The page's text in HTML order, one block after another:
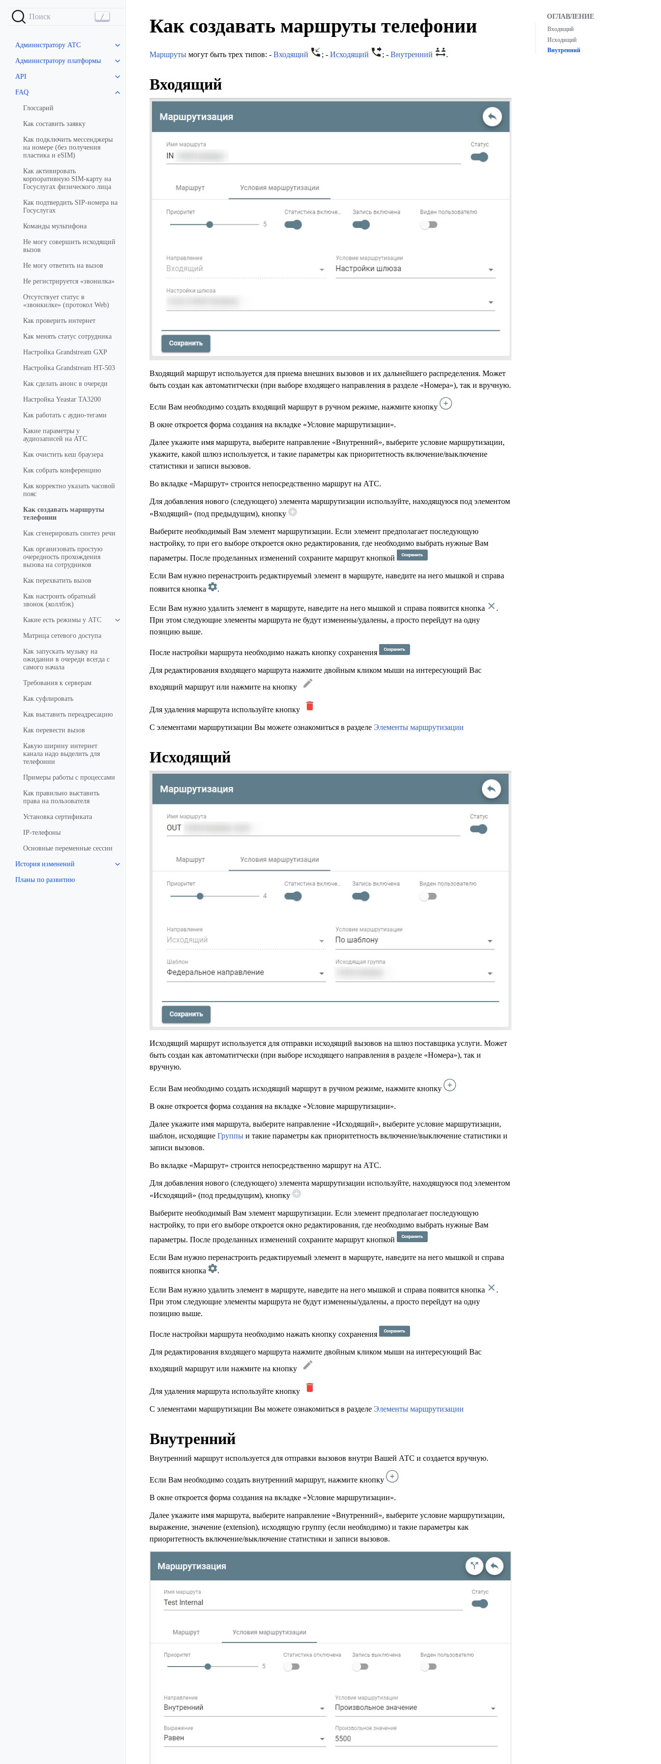
Администратору АТС
Администратору платформы
API
FAQ
Глоссарий
Как составить заявку
Как подключить мессенджеры
на номере (без получения
пластика и eSIM)
Как активировать
корпоративную SIM-карту на
Госуслугах физического лица
Как подтвердить SIP-номера на
Госуслугах
Команды мультифона
Не могу совершить исходящий
вызов
Не могу ответить на вызов
Не регистрируется «звонилка»
Отсутствует статус в
«звонкилке» (протокол Web)
Как проверить интернет
Как менять статус сотрудника
Настройка Grandstream GXP
Настройка Grandstream HT-503
Как сделать анонс в очереди
Настройка Yeastar TA3200
Как работать с аудио-тегами
Какие параметры у
аудиозаписей на АТС
Как очистить кеш браузера
Как собрать конференцию
Как корректно указать часовой
пояс
Как создавать маршруты
телефонии
Как сгенерировать синтез речи
Как организовать простую
очередность прохождения
вызова на сотрудников
Как перехватить вызов
Как настроить обратный
звонок (коллбэк)
Какие есть режимы у АТС
Матрица сетевого доступа
Как запускать музыку на
ожидании в очереди всегда с
самого начала
Требования к серверам
Как суфлировать
Как выставить переадресацию
Как перевести вызов
Какую ширину интернет
канала надо выделить для
телефонии
Примеры работы с процессами
Как правильно выставить
права на пользователя
Установка сертификата
IP-телефоны
Основные переменные сессии
История изменений
Планы по развитию
Как создавать маршруты телефонии
Маршруты могут быть трех типов: - Входящий ; - Исходящий ; - Внутренний .
Входящий
Входящий маршрут используется для приема внешних вызовов и их дальнейшего распределения. Может
быть создан как автоматитчески (при выборе входящего направления в разделе «Номера»), так и вручную.
Если Вам необходимо создать входящий маршрут в ручном режиме, нажмите кнопку
В окне откроется форма создания на вкладке «Условие маршрутизации».
Далее укажите имя маршрута, выберите направление «Внутренний», выберите условие маршрутизации,
укажите, какой шлюз используется, и такие параметры как приоритетность включение/выключение
статистики и записи вызовов.
Во вкладке «Маршрут» строится непосредственно маршрут на АТС.
Для добавления нового (следующего) элемента маршрутизации используйте, находящуюся под элементом
«Входящий» (под предыдущим), кнопку
Выберите необходимый Вам элемент маршрутизации. Если элемент предполагает последующую
настройку, то при его выборе откроется окно редактирования, где необходимо выбрать нужные Вам
параметры. После проделанных изменений сохраните маршрут кнопкой
Если Вам нужно перенастроить редактируемый элемент в маршруте, наведите на него мышкой и справа
появится кнопка
.
Если Вам нужно удалить элемент в маршруте, наведите на него мышкой и справа появится кнопка
.
При этом следующие элементы маршрута не будут изменены/удалены, а просто перейдут на одну
позицию выше.
После настройки маршрута необходимо нажать кнопку сохранения
Для редактирования входящего маршрута нажмите двойным кликом мыши на интересующий Вас
входящий маршрут или нажмите на кнопку
Для удаления маршрута используйте кнопку
С элементами маршрутизации Вы можете ознакомиться в разделе Элементы маршрутизации
Исходящий
Исходящий маршрут используется для отправки исходящий вызовов на шлюз поставщика услуги. Может
быть создан как автоматитчески (при выборе исходящего направления в разделе «Номера»), так и
вручную.
Если Вам необходимо создать исходящий маршрут в ручном режиме, нажмите кнопку
В окне откроется форма создания на вкладке «Условие маршрутизации».
Далее укажите имя маршрута, выберите направление «Исходящий», выберите условие маршрутизации,
шаблон, исходящие Группы и такие параметры как приоритетность включение/выключение статистики и
записи вызовов.
Во вкладке «Маршрут» строится непосредственно маршрут на АТС.
Для добавления нового (следующего) элемента маршрутизации используйте, находящуюся под элементом
«Исходящий» (под предыдущим), кнопку
Выберите необходимый Вам элемент маршрутизации. Если элемент предполагает последующую
настройку, то при его выборе откроется окно редактирования, где необходимо выбрать нужные Вам
параметры. После проделанных изменений сохраните маршрут кнопкой
Если Вам нужно перенастроить редактируемый элемент в маршруте, наведите на него мышкой и справа
появится кнопка
.
Если Вам нужно удалить элемент в маршруте, наведите на него мышкой и справа появится кнопка
.
При этом следующие элементы маршрута не будут изменены/удалены, а просто перейдут на одну
позицию выше.
После настройки маршрута необходимо нажать кнопку сохранения
Для редактирования входящего маршрута нажмите двойным кликом мыши на интересующий Вас
входящий маршрут или нажмите на кнопку
Для удаления маршрута используйте кнопку
С элементами маршрутизации Вы можете ознакомиться в разделе Элементы маршрутизации
Внутренний
Внутренний маршрут используется для отправки вызовов внутри Вашей АТС и создается вручную.
Если Вам необходимо создать внутренний маршрут, нажмите кнопку
В окне откроется форма создания на вкладке «Условие маршрутизации».
Далее укажите имя маршрута, выберите направление «Внутренний», выберите условие маршрутизации,
выражение, значение (extension), исходящую группу (если необходимо) и такие параметры как
приоритетность включение/выключение статистики и записи вызовов.
Входящий
Исходящий
Внутренний